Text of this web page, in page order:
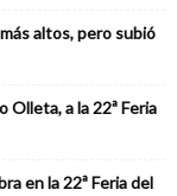
altos, pero subió
Olleta, a la 22ª Feria
en la 22ª Feria del